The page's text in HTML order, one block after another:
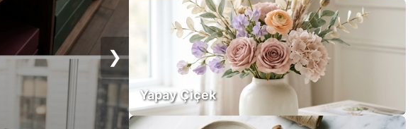
❯
Yapay Çiçek